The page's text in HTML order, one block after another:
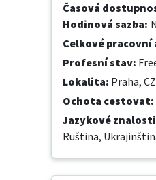
Časová
Hodinová sazba:
Celkové
Profesní stav:
Lokalita: Praha, CZ
Ochota cestovat:
Jazykové znalosti
Ruština,